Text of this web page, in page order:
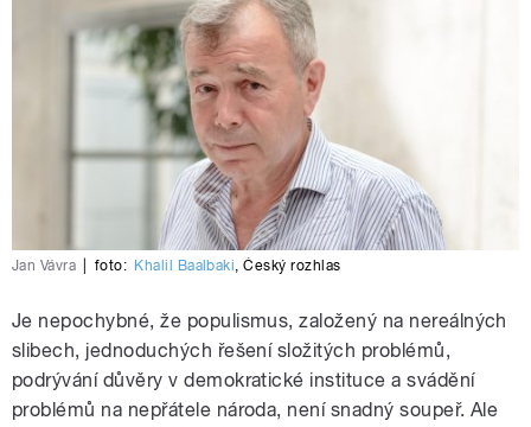
Jan Vávra foto: Khalil Baalbaki,Český rozhlas
Je nepochybné, že populismus, založený na nereálných
slibech, jednoduchých řešení složitých problémů,
podrývání důvěry v demokratické instituce a svádění
problémů na nepřátele národa, není snadný soupeř. Ale